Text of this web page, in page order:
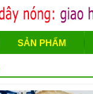
SẢN PHẨM